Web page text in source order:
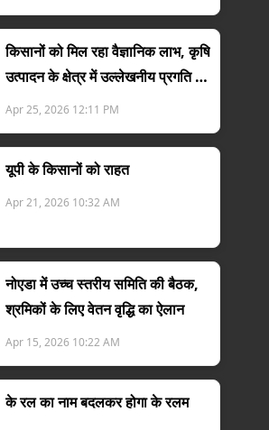
किसानों को मिल रहा वैज्ञानिक लाभ, कृषि
उत्पादन के क्षेत्र में उल्लेखनीय प्रगति :
योगी
Apr 25, 2026 12:11 PM
यूपी के किसानों को राहत
Apr 21, 2026 10:32 AM
नोएडा में उच्च स्तरीय समिति की बैठक,
श्रमिकों के लिए वेतन वृद्धि का ऐलान
Apr 15, 2026 10:22 AM
के रल का नाम बदलकर होगा के रलम